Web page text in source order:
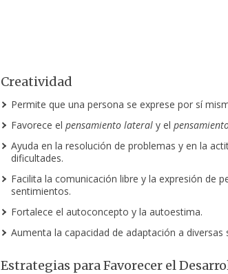
Creatividad
Permite que una persona se exprese por sí
Favorece el pensamiento lateraly el
Ayuda en la resolución de problemas y en la
dificultades.
Facilita la comunicación libre y la expresión de
sentimientos.
Fortalece el autoconcepto y la autoestima.
Aumenta la capacidad de adaptación a diversas
Estrategias para Favorecer el